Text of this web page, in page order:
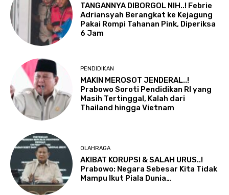
TANGANNYA DIBORGOL NIH..! Febrie
Adriansyah Berangkat ke Kejagung
Pakai Rompi Tahanan Pink, Diperiksa
6 Jam
PENDIDIKAN
MAKIN MEROSOT JENDERAL..!
Prabowo Soroti Pendidikan RI yang
Masih Tertinggal, Kalah dari
Thailand hingga Vietnam
OLAHRAGA
AKIBAT KORUPSI & SALAH URUS..!
Prabowo: Negara Sebesar Kita Tidak
Mampu Ikut Piala Dunia…